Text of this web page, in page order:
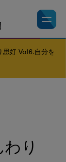
好 Vol6.自分を
り